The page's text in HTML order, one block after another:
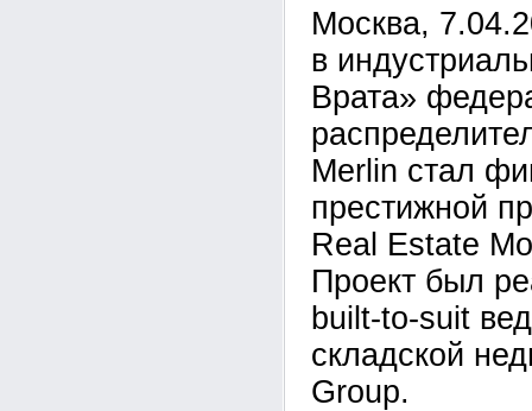
Москва,
в
Врата»
Merlin стал
престижной
Real Estate
Проект был
built-to-suit
складской
Group.